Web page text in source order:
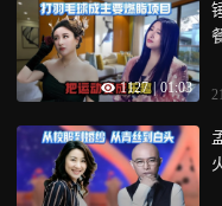
1127 01:03